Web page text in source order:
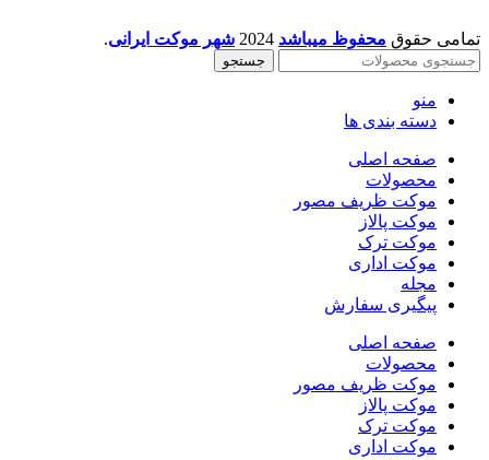
تمامی حقوق محفوظ میباشد شهر موکت ایرانی.
جستجو
منو
دسته بندی ها
صفحه اصلی
محصولات
موکت ظریف مصور
موکت پالاز
موکت ترک
موکت اداری
مجله
پیگیری سفارش
صفحه اصلی
محصولات
موکت ظریف مصور
موکت پالاز
موکت ترک
موکت اداری